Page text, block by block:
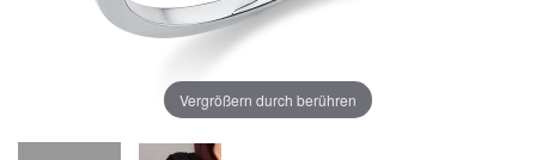
Vergrößern durch berühren